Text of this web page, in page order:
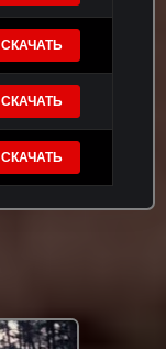
СКАЧАТЬ
СКАЧАТЬ
СКАЧАТЬ